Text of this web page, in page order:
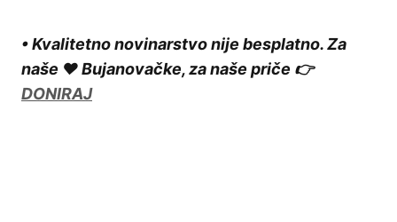
• Kvalitetno novinarstvo nije besplatno. Za
naše ❤️ Bujanovačke, za naše priče 👉
DONIRAJ